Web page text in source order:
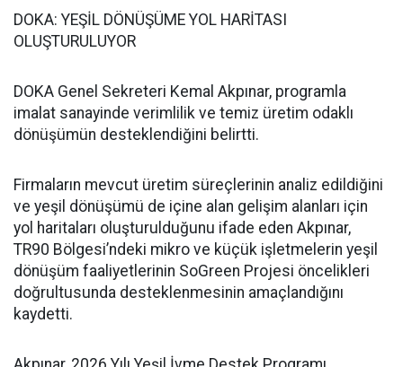
DOKA: YEŞİL DÖNÜŞÜME YOL HARİTASI
OLUŞTURULUYOR
DOKA Genel Sekreteri Kemal Akpınar, programla
imalat sanayinde verimlilik ve temiz üretim odaklı
dönüşümün desteklendiğini belirtti.
Firmaların mevcut üretim süreçlerinin analiz edildiğini
ve yeşil dönüşümü de içine alan gelişim alanları için
yol haritaları oluşturulduğunu ifade eden Akpınar,
TR90 Bölgesi’ndeki mikro ve küçük işletmelerin yeşil
dönüşüm faaliyetlerinin SoGreen Projesi öncelikleri
doğrultusunda desteklenmesinin amaçlandığını
kaydetti.